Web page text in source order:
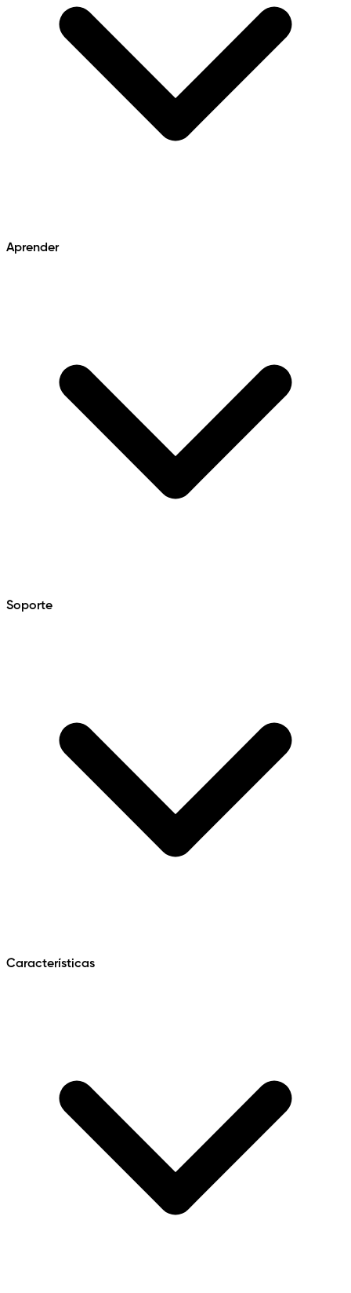
Aprender
Soporte
Características